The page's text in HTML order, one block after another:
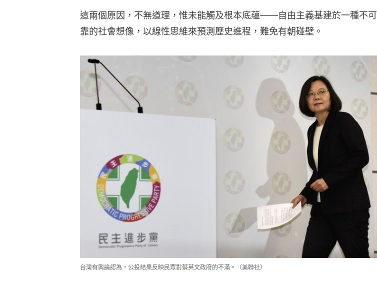
這兩個原因，不無道理，惟未能觸及根本底蘊——自由主義基建於一種不可
靠的社會想像，以線性思維來預測歷史進程，難免有朝碰壁。
台灣有輿論認為，公投結果反映民眾對蔡英文政府的不滿。（美聯社）